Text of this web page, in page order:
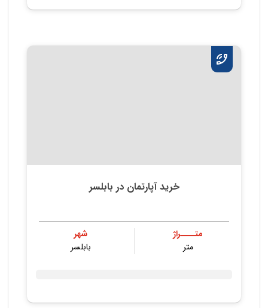
خرید آپارتمان در بابلسر
متــــراژ
متر
شهر
بابلسر